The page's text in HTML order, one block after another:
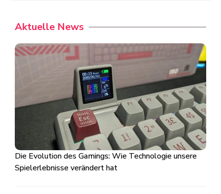
Aktuelle News
Die Evolution des Gamings: Wie Technologie unsere
Spielerlebnisse verändert hat